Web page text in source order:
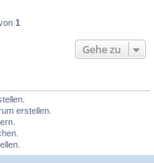
1
Gehe zu
erstellen.